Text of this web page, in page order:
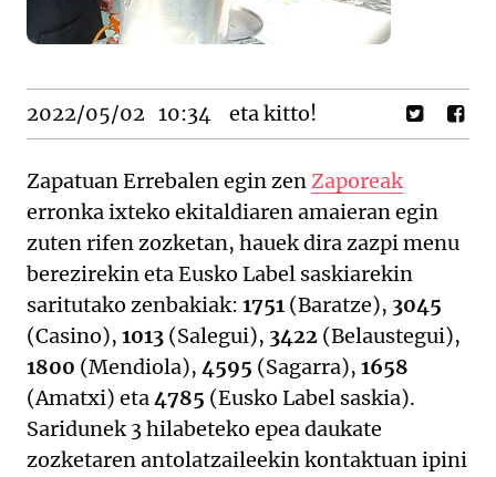
2022/05/02 10:34 eta kitto!
Zapatuan Errebalen egin zenZaporeak
erronka ixteko ekitaldiaren amaieran egin
zuten rifen zozketan, hauek dira zazpi menu
berezirekin eta Eusko Label saskiarekin
saritutako zenbakiak: 1751 (Baratze), 3045
(Casino), 1013 (Salegui), 3422 (Belaustegui),
1800 (Mendiola), 4595 (Sagarra), 1658
(Amatxi) eta4785 (Eusko Label saskia).
Saridunek 3 hilabeteko epea daukate
zozketaren antolatzaileekin kontaktuan ipini